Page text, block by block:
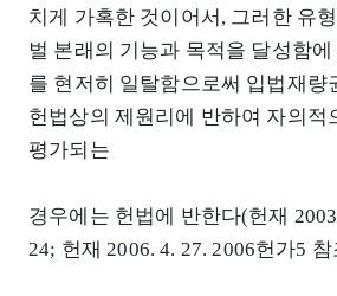
치게 가혹한 것이어서, 그러한 유
벌 본래의 기능과 목적을 달성함
를 현저히 일탈함으로써 입법재량
헌법상의 제원리에 반하여 자의적
평가되는
경우에는 헌법에 반한다(헌재
24; 헌재 2006. 4. 27. 2006헌가5 참